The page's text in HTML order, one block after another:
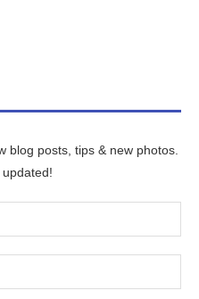
blog posts, tips & new photos.